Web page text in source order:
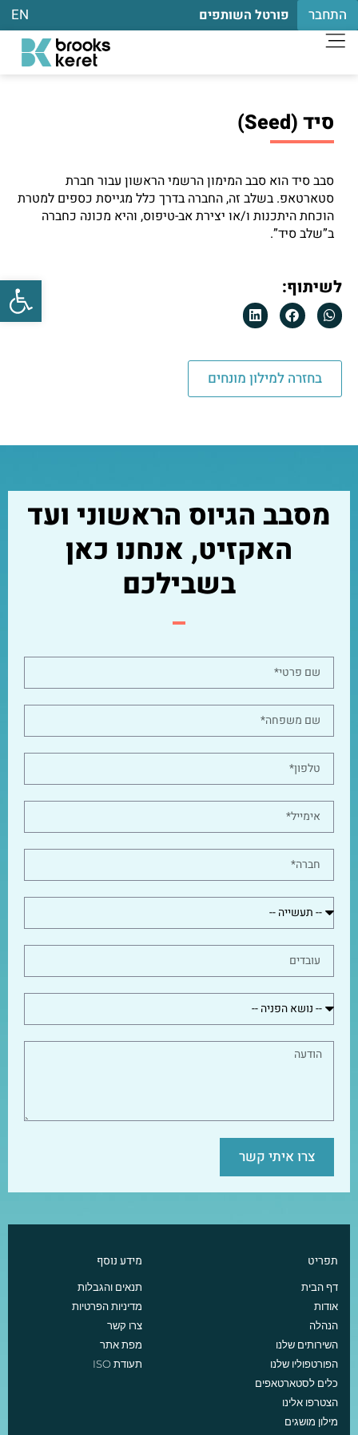
התחבר פורטל השותפים EN
סיד (Seed)
סבב סיד הוא סבב המימון הרשמי הראשון עבור חברת
סטארטאפ. בשלב זה, החברה בדרך כלל מגייסת כספים למטרת
הוכחת היתכנות ו/או יצירת אב-טיפוס, והיא מכונה כחברה
ב”שלב סיד”.
לשיתוף:
בחזרה למילון מונחים
מסבב הגיוס הראשוני ועד
האקזיט, אנחנו כאן
בשבילכם
צרו איתי קשר
תפריט
דף הבית
אודות
הנהלה
השירותים שלנו
הפורטפוליו שלנו
כלים לסטארטאפים
הצטרפו אלינו
מילון מושגים
מידע נוסף
תנאים והגבלות
מדיניות הפרטיות
צרו קשר
מפת אתר
תעודת ISO